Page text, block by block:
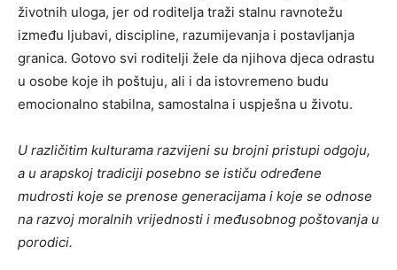
životnih uloga, jer od roditelja traži stalnu ravnotežu
između ljubavi, discipline, razumijevanja i postavljanja
granica. Gotovo svi roditelji žele da njihova djeca odrastu
u osobe koje ih poštuju, ali i da istovremeno budu
emocionalno stabilna, samostalna i uspješna u životu.
U različitim kulturama razvijeni su brojni pristupi odgoju,
a u arapskoj tradiciji posebno se ističu određene
mudrosti koje se prenose generacijama i koje se odnose
na razvoj moralnih vrijednosti i međusobnog poštovanja u
porodici.